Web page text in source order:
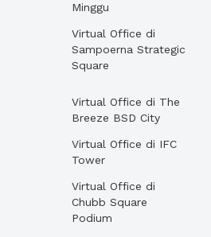
Minggu
Virtual Office di
Sampoerna Strategic
Square
Virtual Office di The
Breeze BSD City
Virtual Office di IFC
Tower
Virtual Office di
Chubb Square
Podium